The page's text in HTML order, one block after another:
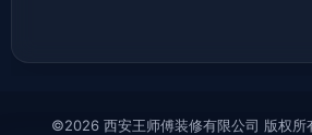
©2026 西安王师傅装修有限公司 版权所